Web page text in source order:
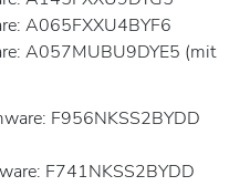
A065FXXU4BYF6
A057MUBU9DYE5 (mit
F956NKSS2BYDD
F741NKSS2BYDD